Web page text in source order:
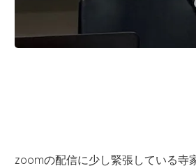
zoomの配信に少し緊張している寺